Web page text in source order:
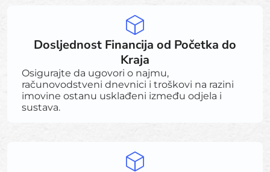
Dosljednost Financija od Početka do
Kraja
Osigurajte da ugovori o najmu,
računovodstveni dnevnici i troškovi na razini
imovine ostanu usklađeni između odjela i
sustava.